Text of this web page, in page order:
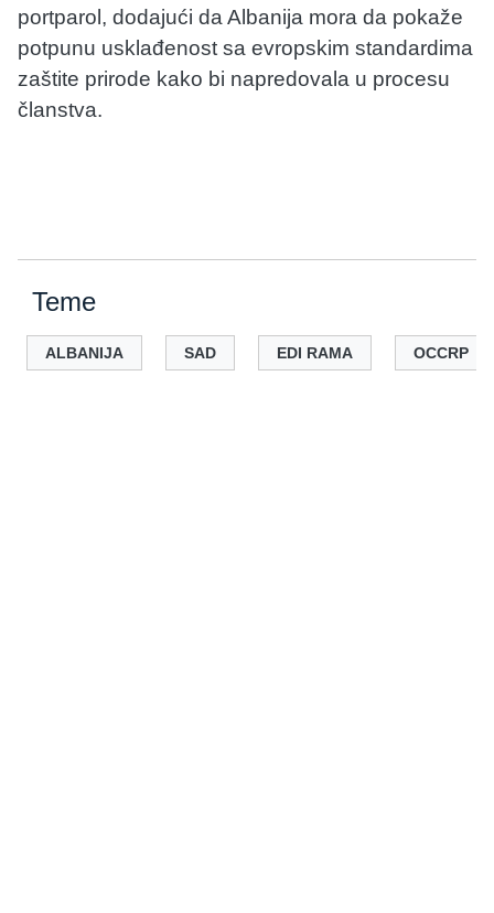
portparol, dodajući da Albanija mora da pokaže
potpunu usklađenost sa evropskim standardima
zaštite prirode kako bi napredovala u procesu
članstva.
Teme
ALBANIJA SAD EDI RAMA OCCRP